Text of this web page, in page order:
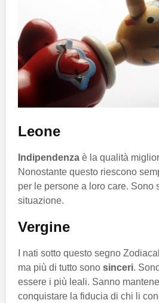
Leone
Indipendenza è la qualità
Nonostante questo riescono
per le persone a loro care. Sono
situazione.
Vergine
I nati sotto questo segno
ma più di tutto sono sinceri.
essere i più leali. Sanno
conquistare la fiducia di chi li